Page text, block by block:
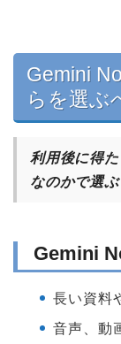
Gemini
らを選ぶ
利用後に得
なのかで選
Gemini
長い資料
音声、動